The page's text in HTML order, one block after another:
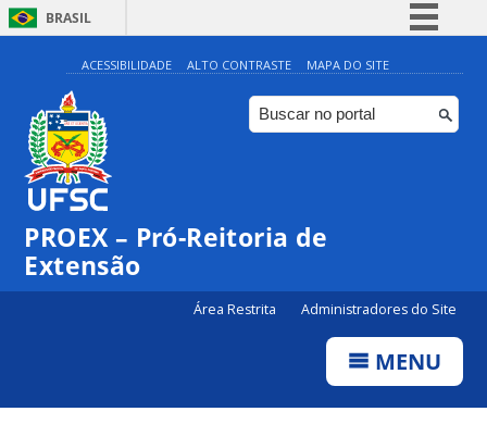
BRASIL
Simplifique!
Comunica BR
Participe
Canais
ACESSIBILIDADE ALTO CONTRASTE MAPA DO SITE
PROEX – Pró-Reitoria de
Extensão
Área Restrita Administradores do Site
MENU